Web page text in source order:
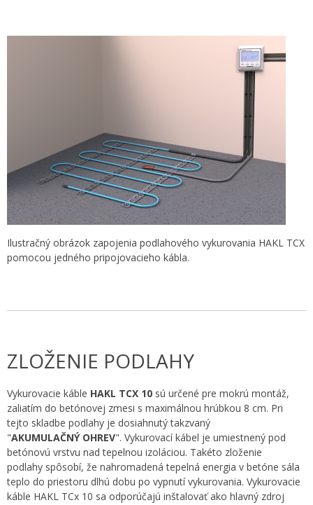
Ilustračný obrázok zapojenia podlahového vykurovania HAKL TCX
pomocou jedného pripojovacieho kábla.
ZLOŽENIE PODLAHY
Vykurovacie káble HAKL TCX 10 sú určené pre mokrú montáž,
zaliatím do betónovej zmesi s maximálnou hrúbkou 8 cm. Pri
tejto skladbe podlahy je dosiahnutý takzvaný
"AKUMULAČNÝ OHREV". Vykurovací kábel je umiestnený pod
betónovú vrstvu nad tepelnou izoláciou. Takéto zloženie
podlahy spôsobí, že nahromadená tepelná energia v betóne sála
teplo do priestoru dlhú dobu po vypnutí vykurovania. Vykurovacie
káble HAKL TCx 10 sa odporúčajú inštalovať ako hlavný zdroj